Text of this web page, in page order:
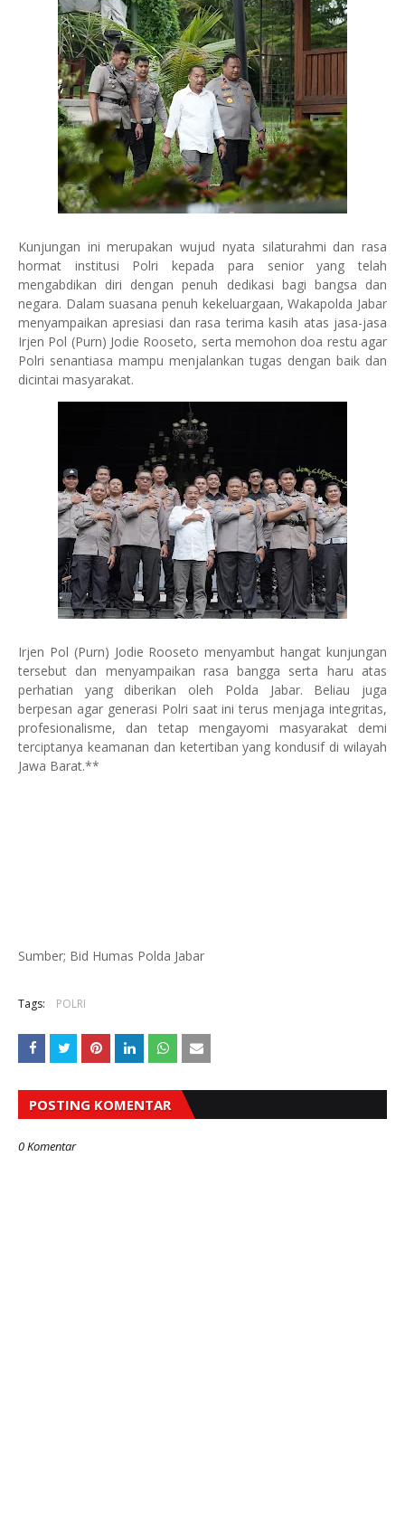
Kunjungan ini merupakan wujud nyata silaturahmi dan rasa
hormat institusi Polri kepada para senior yang telah
mengabdikan diri dengan penuh dedikasi bagi bangsa dan
negara. Dalam suasana penuh kekeluargaan, Wakapolda Jabar
menyampaikan apresiasi dan rasa terima kasih atas jasa-jasa
Irjen Pol (Purn) Jodie Rooseto, serta memohon doa restu agar
Polri senantiasa mampu menjalankan tugas dengan baik dan
dicintai masyarakat.
Irjen Pol (Purn) Jodie Rooseto menyambut hangat kunjungan
tersebut dan menyampaikan rasa bangga serta haru atas
perhatian yang diberikan oleh Polda Jabar. Beliau juga
berpesan agar generasi Polri saat ini terus menjaga integritas,
profesionalisme, dan tetap mengayomi masyarakat demi
terciptanya keamanan dan ketertiban yang kondusif di wilayah
Jawa Barat.**
Sumber; Bid Humas Polda Jabar
Tags: POLRI
POSTING KOMENTAR
0 Komentar